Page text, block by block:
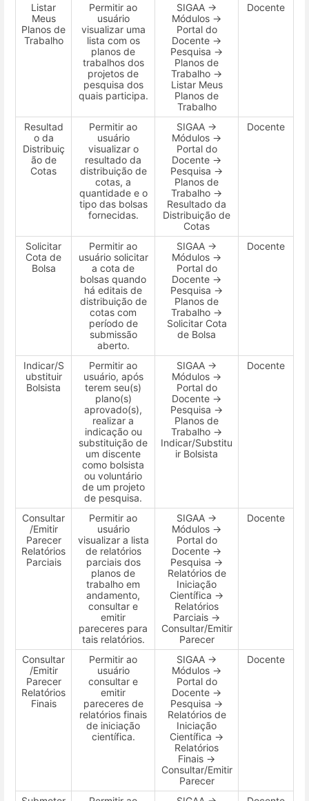
Listar
Meus
Planos de
Trabalho
Permitir ao
usuário
visualizar uma
lista com os
planos de
trabalhos dos
projetos de
pesquisa dos
quais participa.
SIGAA →
Módulos →
Portal do
Docente →
Pesquisa →
Planos de
Trabalho →
Listar Meus
Planos de
Trabalho
Docente
Resultad
o da
Distribuiç
ão de
Cotas
Permitir ao
usuário
visualizar o
resultado da
distribuição de
cotas, a
quantidade e o
tipo das bolsas
fornecidas.
SIGAA →
Módulos →
Portal do
Docente →
Pesquisa →
Planos de
Trabalho →
Resultado da
Distribuição de
Cotas
Docente
Solicitar
Cota de
Bolsa
Permitir ao
usuário solicitar
a cota de
bolsas quando
há editais de
distribuição de
cotas com
período de
submissão
aberto.
SIGAA →
Módulos →
Portal do
Docente →
Pesquisa →
Planos de
Trabalho →
Solicitar Cota
de Bolsa
Docente
Indicar/S
ubstituir
Bolsista
Permitir ao
usuário, após
terem seu(s)
plano(s)
aprovado(s),
realizar a
indicação ou
substituição de
um discente
como bolsista
ou voluntário
de um projeto
de pesquisa.
SIGAA →
Módulos →
Portal do
Docente →
Pesquisa →
Planos de
Trabalho →
Indicar/Substitu
ir Bolsista
Docente
Consultar
/Emitir
Parecer
Relatórios
Parciais
Permitir ao
usuário
visualizar a lista
de relatórios
parciais dos
planos de
trabalho em
andamento,
consultar e
emitir
pareceres para
tais relatórios.
SIGAA →
Módulos →
Portal do
Docente →
Pesquisa →
Relatórios de
Iniciação
Científica →
Relatórios
Parciais →
Consultar/Emitir
Parecer
Docente
Consultar
/Emitir
Parecer
Relatórios
Finais
Permitir ao
usuário
consultar e
emitir
pareceres de
relatórios finais
de iniciação
científica.
SIGAA →
Módulos →
Portal do
Docente →
Pesquisa →
Relatórios de
Iniciação
Científica →
Relatórios
Finais →
Consultar/Emitir
Parecer
Docente